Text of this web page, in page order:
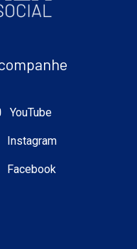
YouTube
Instagram
Facebook